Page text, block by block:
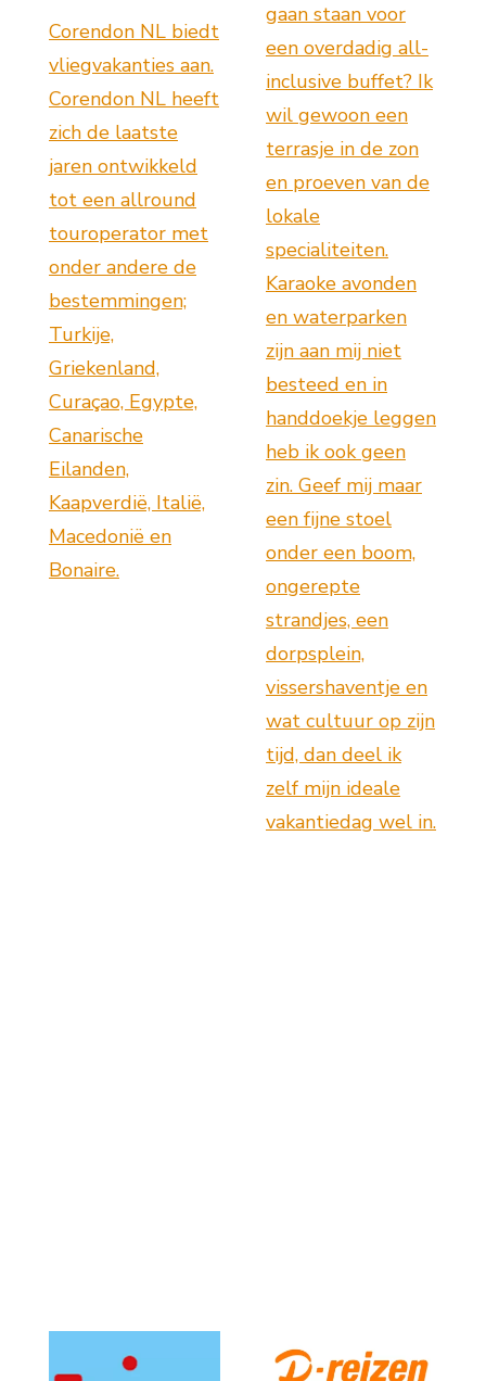
Corendon NL biedt
vliegvakanties aan.
Corendon NL heeft
zich de laatste
jaren ontwikkeld
tot een allround
touroperator met
onder andere de
bestemmingen;
Turkije,
Griekenland,
Curaçao, Egypte,
Canarische
Eilanden,
Kaapverdië, Italië,
Macedonië en
Bonaire.
gaan staan voor
een overdadig all-
inclusive buffet? Ik
wil gewoon een
terrasje in de zon
en proeven van de
lokale
specialiteiten.
Karaoke avonden
en waterparken
zijn aan mij niet
besteed en in
handdoekje leggen
heb ik ook geen
zin. Geef mij maar
een fijne stoel
onder een boom,
ongerepte
strandjes, een
dorpsplein,
vissershaventje en
wat cultuur op zijn
tijd, dan deel ik
zelf mijn ideale
vakantiedag wel in.